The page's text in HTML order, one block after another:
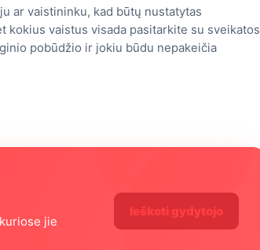
ar vaistininku, kad būtų nustatytas
kokius vaistus visada pasitarkite su sveikatos
pobūdžio ir jokiu būdu nepakeičia
jie
Ieškoti gydytojo